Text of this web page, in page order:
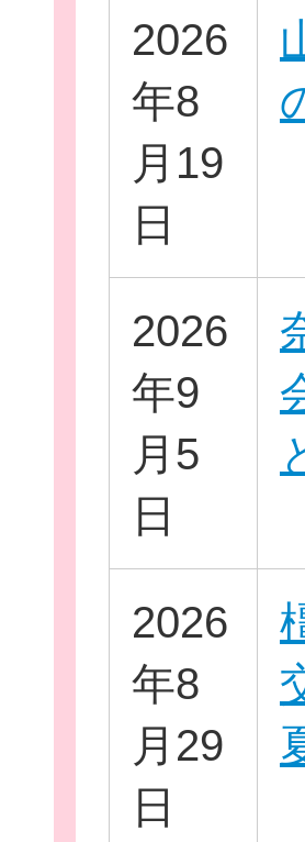
ボラン
イベン
助成情
団体を
お役立
2026
年8
月19
日
2026
年9
月5
日
2026
年8
月29
日